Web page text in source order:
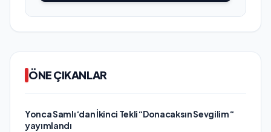
ÖNE ÇIKANLAR
Yonca Samlı ‘dan İkinci Tekli “Donacaksın Sevgilim “
yayımlandı